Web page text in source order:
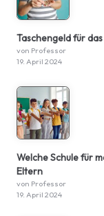
Taschengeld für
von Professor
19. April 2024
Welche Schule für
Eltern
von Professor
19. April 2024